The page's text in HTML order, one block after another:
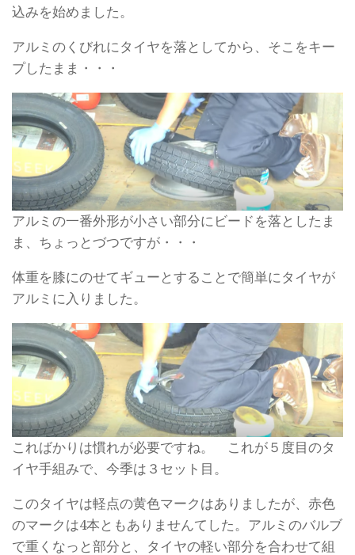
込みを始めました。
アルミのくびれにタイヤを落としてから、そこをキー
プしたまま・・・
アルミの一番外形が小さい部分にビードを落としたま
ま、ちょっとづつですが・・・
体重を膝にのせてギューとすることで簡単にタイヤが
アルミに入りました。
こればかりは慣れが必要ですね。 これが５度目のタ
イヤ手組みで、今季は３セット目。
このタイヤは軽点の黄色マークはありましたが、赤色
のマークは4本ともありませんてした。アルミのバルブ
で重くなっと部分と、タイヤの軽い部分を合わせて組